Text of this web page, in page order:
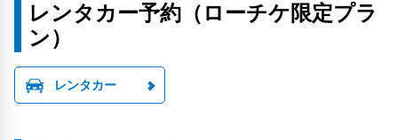
レンタカー予約（ローチケ限定プラ
ン）
レンタカー